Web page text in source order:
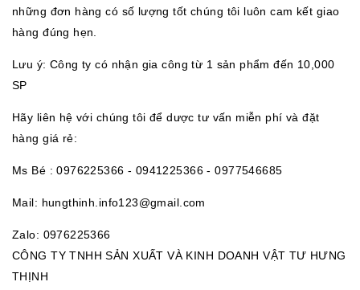
những đơn hàng có số lượng tốt chúng tôi luôn cam kết giao
hàng đúng hẹn.
Lưu ý: Công ty có nhận gia công từ 1 sản phẩm đến 10,000
SP
Hãy liên hệ với chúng tôi để dược tư vấn miễn phí và đặt
hàng giá rẻ:
Ms Bé : 0976225366 - 0941225366 - 0977546685
Mail: hungthinh.info123@gmail.com
Zalo: 0976225366
CÔNG TY TNHH SẢN XUẤT VÀ KINH DOANH VẬT TƯ HƯNG
THỊNH